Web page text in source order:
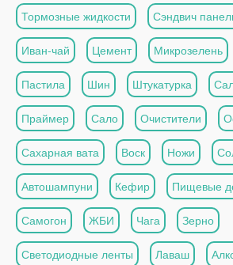
Тормозные жидкости Сэндвич
Иван-чай Цемент Микрозелень
Пастила Шин Штукатурка
Праймер Сало Очистители
Сахарная вата Воск Ножи
Автошампуни Кефир Пищевые
Самогон ЖБИ Чага Зерно
Светодиодные ленты Лаваш